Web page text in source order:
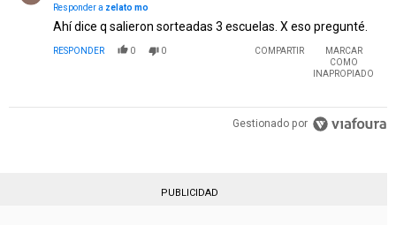
Responder a zelato mo
Ahí dice q salieron sorteadas 3 escuelas. X eso pregunté.
RESPONDER 0 0 COMPARTIR
MARCAR
COMO
INAPROPIADO
Gestionado por
PUBLICIDAD